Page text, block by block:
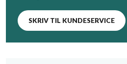
SKRIV TIL KUNDESERVICE